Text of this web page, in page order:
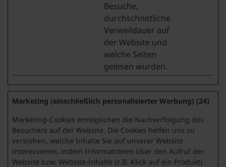
Besuche,
durchschnittliche
Verweildauer auf
der Website und
welche Seiten
gelesen wurden.
Marketing (einschließlich personalisierter Werbung) (24)
Marketing-Cookies ermöglichen die Nachverfolgung des
Besuchers auf der Website. Die Cookies helfen uns zu
verstehen, welche Inhalte Sie auf unserer Website
interessieren, indem Informationen über den Aufruf der
Website bzw. Website-Inhalte (z.B. Klick auf ein Produkt)